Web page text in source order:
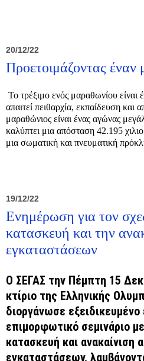
20/12/22
Προετοιμάζοντας έναν
Το τρέξιμο ενός μαραθωνίου είναι
απαιτεί πειθαρχία, εκπαίδευση και
μαραθώνιος είναι ένας αγώνας
καλύπτει μια απόσταση 42.195
μια σωματική και πνευματική
19/12/22
Ενημέρωση για τον
κατασκευή και την
εγκαταστάσεων
Ο ΣΕΓΑΣ την Πέμπτη 15
κτίριο της Ελληνικής
διοργάνωσε
επιμορφωτικό σεμινάριο
κατασκευή και ανακαίνιση
εγκαταστάσεων,